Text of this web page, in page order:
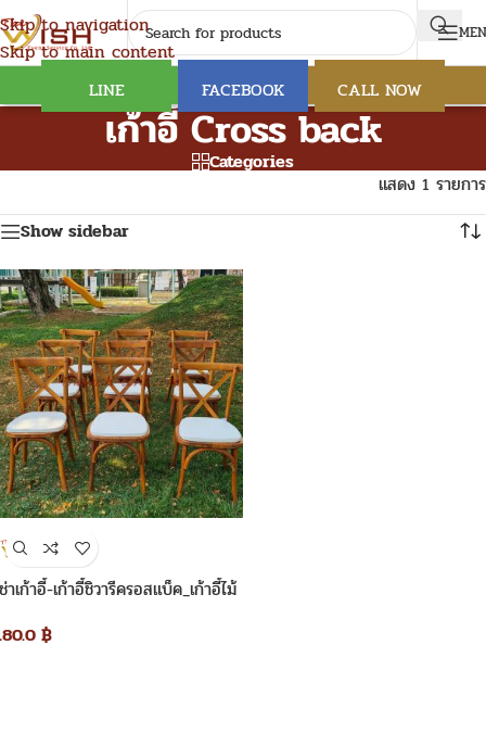
Skip to navigation
Skip to main content
LINE FACEBOOK CALL NOW
เก้าอี้ Cross back
Categories
แสดง 1 รายการ
Show sidebar
าเก้าอี้-เก้าอี้ชิวารีครอสแบ็ค_เก้าอี้ไม้
฿